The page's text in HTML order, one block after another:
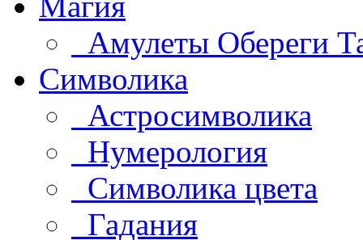
Амулеты Обереги
Символика
Астросимволика
Нумерология
Символика цвета
Гадания